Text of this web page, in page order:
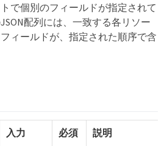
で個別のフィールドが指定されて
配列には、一致する各リソー
ィールドが、指定された順序で含
入力 必須 説明